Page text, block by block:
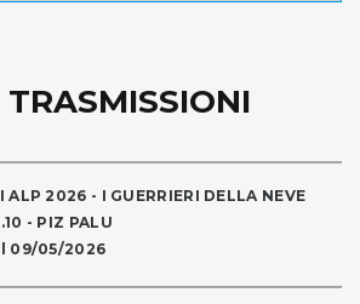
ALP 2026 - I GUERRIERI DELLA NEVE
- PIZ PALU
09/05/2026